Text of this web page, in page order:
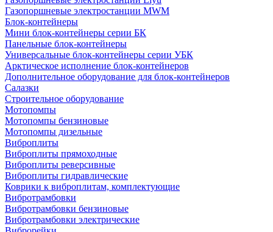
Газопоршневые электростанции MWM
Блок-контейнеры
Мини блок-контейнеры серии БК
Панельные блок-контейнеры
Универсальные блок-контейнеры серии УБК
Арктическое исполнение блок-контейнеров
Дополнительное оборудование для блок-контейнеров
Салазки
Строительное оборудование
Мотопомпы
Мотопомпы бензиновые
Мотопомпы дизельные
Виброплиты
Виброплиты прямоходные
Виброплиты реверсивные
Виброплиты гидравлические
Коврики к виброплитам, комплектующие
Вибротрамбовки
Вибротрамбовки бензиновые
Вибротрамбовки электрические